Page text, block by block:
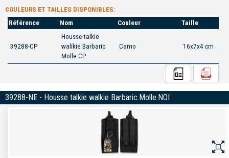
COULEURS ET TAILLES DISPONIBLES:
Référence
Nom Couleur Taille
39288-CP
Housse talkie
walikie Barbaric.
Molle.CP
Camo 16x7x4 cm
39288-NE - Housse talkie walkie Barbaric.Molle.NOI